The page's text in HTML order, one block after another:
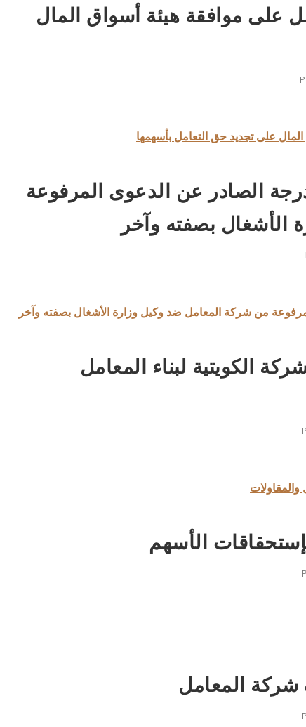
موافقة هيئة أسواق المال
على تجديد حق التعامل بأسهمها
الصادر عن الدعوى المرفوعة
بصفته وآخر
من شركة المعامل ضد وكيل وزارة الأشغال بصفته وآخر
الكويتية لبناء المعامل
الأسهم
المعامل